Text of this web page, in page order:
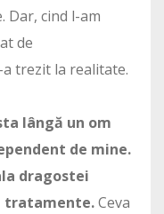
Dar, cind l-am
de
trezit la realitate.
lângă un om
de mine.
dragostei
tratamente.Ceva